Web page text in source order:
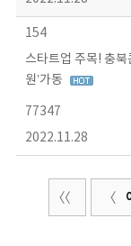
154
스타트업 주목! 충북
원’가동
77347
2022.11.28